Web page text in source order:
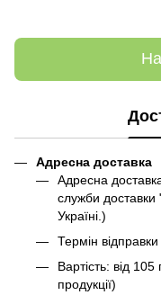
Адресна доставка
Адресна
служби
Україні.)
Термін
Вартість: від 105
продукції)